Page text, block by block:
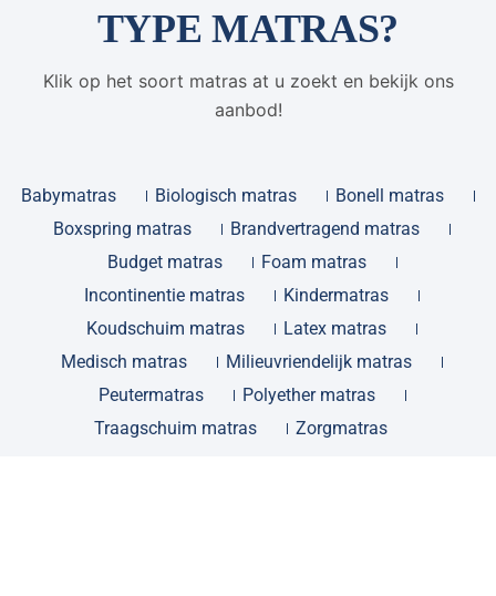
TYPE MATRAS?
Klik op het soort matras at u zoekt en bekijk ons
aanbod!
Babymatras Biologisch matras
Bonell matras
Boxspring matras
Brandvertragend matras
Budget matras
Foam matras
Incontinentie matras
Kindermatras
Koudschuim matras
Latex matras
Medisch matras
Milieuvriendelijk matras
Peutermatras
Polyether matras
Traagschuim matras
Zorgmatras